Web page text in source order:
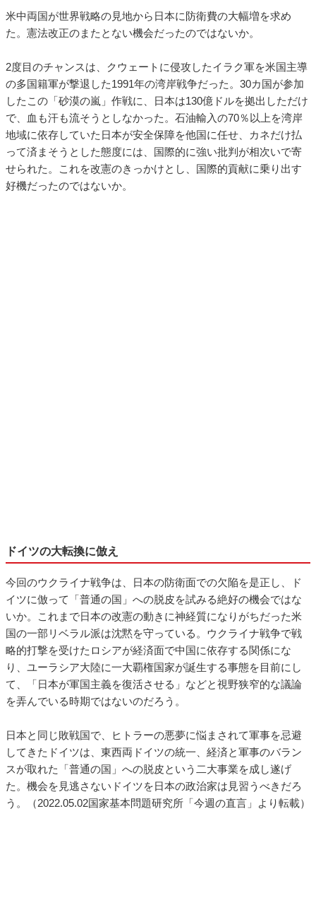
米中両国が世界戦略の見地から日本に防衛費の大幅増を求め
た。憲法改正のまたとない機会だったのではないか。
2度目のチャンスは、クウェートに侵攻したイラク軍を米国主導
の多国籍軍が撃退した1991年の湾岸戦争だった。30カ国が参加
したこの「砂漠の嵐」作戦に、日本は130億ドルを拠出しただけ
で、血も汗も流そうとしなかった。石油輸入の70％以上を湾岸
地域に依存していた日本が安全保障を他国に任せ、カネだけ払
って済まそうとした態度には、国際的に強い批判が相次いで寄
せられた。これを改憲のきっかけとし、国際的貢献に乗り出す
好機だったのではないか。
ドイツの大転換に倣え
今回のウクライナ戦争は、日本の防衛面での欠陥を是正し、ド
イツに倣って「普通の国」への脱皮を試みる絶好の機会ではな
いか。これまで日本の改憲の動きに神経質になりがちだった米
国の一部リベラル派は沈黙を守っている。ウクライナ戦争で戦
略的打撃を受けたロシアが経済面で中国に依存する関係にな
り、ユーラシア大陸に一大覇権国家が誕生する事態を目前にし
て、「日本が軍国主義を復活させる」などと視野狭窄的な議論
を弄んでいる時期ではないのだろう。
日本と同じ敗戦国で、ヒトラーの悪夢に悩まされて軍事を忌避
してきたドイツは、東西両ドイツの統一、経済と軍事のバラン
スが取れた「普通の国」への脱皮という二大事業を成し遂げ
た。機会を見逃さないドイツを日本の政治家は見習うべきだろ
う。（2022.05.02国家基本問題研究所「今週の直言」より転載）